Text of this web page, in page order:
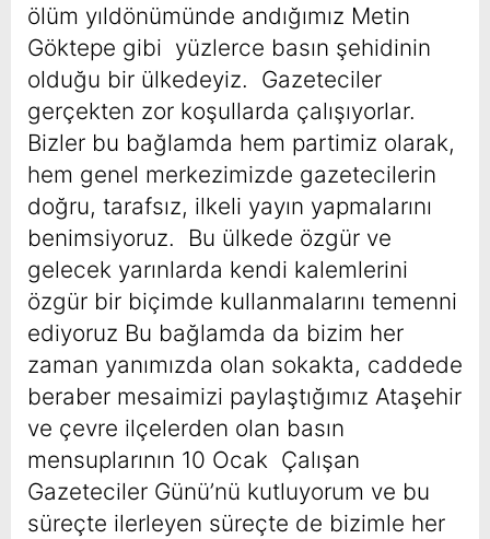
ölüm yıldönümünde andığımız Metin
Göktepe gibi yüzlerce basın şehidinin
olduğu bir ülkedeyiz. Gazeteciler
gerçekten zor koşullarda çalışıyorlar.
Bizler bu bağlamda hem partimiz olarak,
hem genel merkezimizde gazetecilerin
doğru, tarafsız, ilkeli yayın yapmalarını
benimsiyoruz. Bu ülkede özgür ve
gelecek yarınlarda kendi kalemlerini
özgür bir biçimde kullanmalarını temenni
ediyoruz Bu bağlamda da bizim her
zaman yanımızda olan sokakta, caddede
beraber mesaimizi paylaştığımız Ataşehir
ve çevre ilçelerden olan basın
mensuplarının 10 Ocak Çalışan
Gazeteciler Günü’nü kutluyorum ve bu
süreçte ilerleyen süreçte de bizimle her